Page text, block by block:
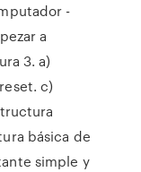
-
a
3. a)
c)
básica de
simple y